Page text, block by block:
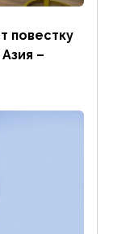
повестку
–